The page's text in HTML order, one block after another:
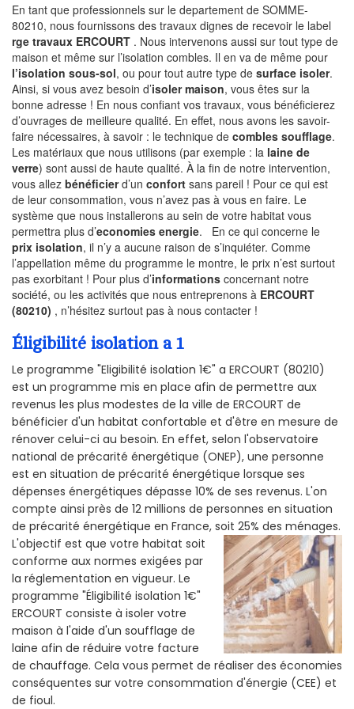
En tant que professionnels sur le departement de SOMME-
80210, nous fournissons des travaux dignes de recevoir le label
rge travaux ERCOURT . Nous intervenons aussi sur tout type de
maison et même sur l’isolation combles. Il en va de même pour
l’isolation sous-sol, ou pour tout autre type de surface isoler.
Ainsi, si vous avez besoin d’isoler maison, vous êtes sur la
bonne adresse ! En nous confiant vos travaux, vous bénéficierez
d’ouvrages de meilleure qualité. En effet, nous avons les savoir-
faire nécessaires, à savoir : le technique de combles soufflage.
Les matériaux que nous utilisons (par exemple : la laine de
verre) sont aussi de haute qualité. À la fin de notre intervention,
vous allez bénéficierd’un confort sans pareil ! Pour ce qui est
de leur consommation, vous n’avez pas à vous en faire. Le
système que nous installerons au sein de votre habitat vous
permettra plus d’economies energie. En ce qui concerne le
prix isolation, il n’y a aucune raison de s’inquiéter. Comme
l’appellation même du programme le montre, le prix n’est surtout
pas exorbitant ! Pour plus d’informations concernant notre
société, ou les activités que nous entreprenons à ERCOURT
(80210) , n’hésitez surtout pas à nous contacter !
Éligibilité isolation a 1
Le programme "Eligibilité isolation 1€" a ERCOURT (80210)
est un programme mis en place afin de permettre aux
revenus les plus modestes de la ville de ERCOURT de
bénéficier d'un habitat confortable et d'être en mesure de
rénover celui-ci au besoin. En effet, selon l'observatoire
national de précarité énergétique (ONEP), une personne
est en situation de précarité énergétique lorsque ses
dépenses énergétiques dépasse 10% de ses revenus. L'on
compte ainsi près de 12 millions de personnes en situation
de précarité énergétique en France, soit 25% des ménages.
L'objectif est que votre habitat soit
conforme aux normes exigées par
la réglementation en vigueur. Le
programme "Éligibilité isolation 1€"
ERCOURT consiste à isoler votre
maison à l'aide d'un soufflage de
laine afin de réduire votre facture
de chauffage. Cela vous permet de réaliser des économies
conséquentes sur votre consommation d'énergie (CEE) et
de fioul.